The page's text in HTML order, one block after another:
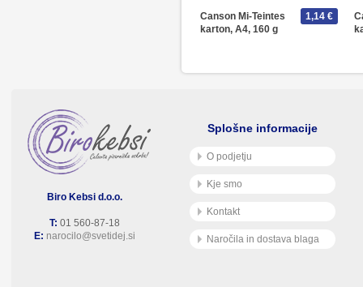
Canson Mi-Teintes
karton, A4, 160 g
1,14 €
Biro Kebsi d.o.o.
T: 01 560-87-18
E: narocilo@svetidej.si
Splošne informacije
O podjetju
Kje smo
Kontakt
Naročila in dostava blaga